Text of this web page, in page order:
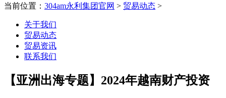
当前位置： 304am永利集团官网 > 贸易动态 >
关于我们
贸易动态
贸易资讯
联系我们
【亚洲出海专题】2024年越南财产投资